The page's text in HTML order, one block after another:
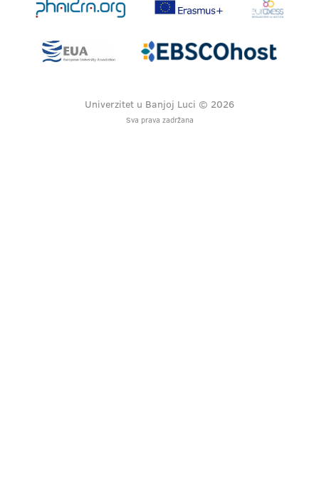
Univerzitet u Banjoj Luci © 2026
Sva prava zadržana